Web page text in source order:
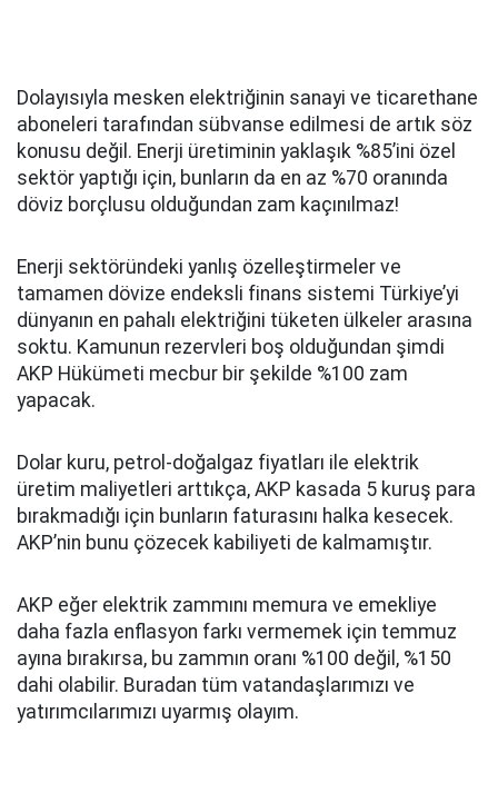
Dolayısıyla mesken elektriğinin sanayi ve ticarethane
aboneleri tarafından sübvanse edilmesi de artık söz
konusu değil. Enerji üretiminin yaklaşık %85’ini özel
sektör yaptığı için, bunların da en az %70 oranında
döviz borçlusu olduğundan zam kaçınılmaz!
Enerji sektöründeki yanlış özelleştirmeler ve
tamamen dövize endeksli finans sistemi Türkiye’yi
dünyanın en pahalı elektriğini tüketen ülkeler arasına
soktu. Kamunun rezervleri boş olduğundan şimdi
AKP Hükümeti mecbur bir şekilde %100 zam
yapacak.
Dolar kuru, petrol-doğalgaz fiyatları ile elektrik
üretim maliyetleri arttıkça, AKP kasada 5 kuruş para
bırakmadığı için bunların faturasını halka kesecek.
AKP’nin bunu çözecek kabiliyeti de kalmamıştır.
AKP eğer elektrik zammını memura ve emekliye
daha fazla enflasyon farkı vermemek için temmuz
ayına bırakırsa, bu zammın oranı %100 değil, %150
dahi olabilir. Buradan tüm vatandaşlarımızı ve
yatırımcılarımızı uyarmış olayım.